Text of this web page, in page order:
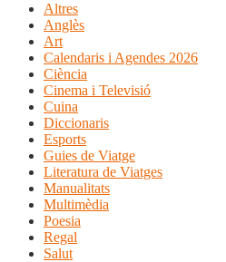
Altres
Anglès
Art
Calendaris i Agendes 2026
Ciència
Cinema i Televisió
Cuina
Diccionaris
Esports
Guies de Viatge
Literatura de Viatges
Manualitats
Multimèdia
Poesia
Regal
Salut